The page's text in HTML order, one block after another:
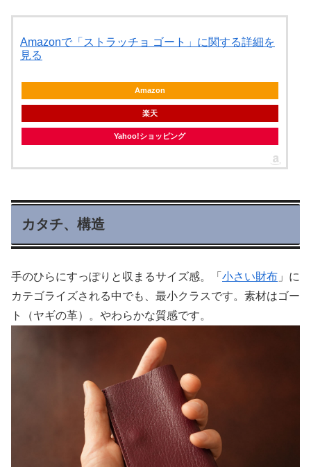
Amazonで「ストラッチョ ゴート」に関する詳細を
見る
Amazon
楽天
Yahoo!ショッピング
カタチ、構造
手のひらにすっぽりと収まるサイズ感。「 小さい財布 」に
カテゴライズされる中でも、最小クラスです。素材はゴー
ト（ヤギの革）。やわらかな質感です。